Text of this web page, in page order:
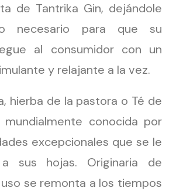
de Tantrika Gin, dejándole
necesario para que su
al consumidor con un
y relajante a la vez.
hierba de la pastora o Té de
mundialmente conocida por
excepcionales que se le
sus hojas. Originaria de
se remonta a los tiempos